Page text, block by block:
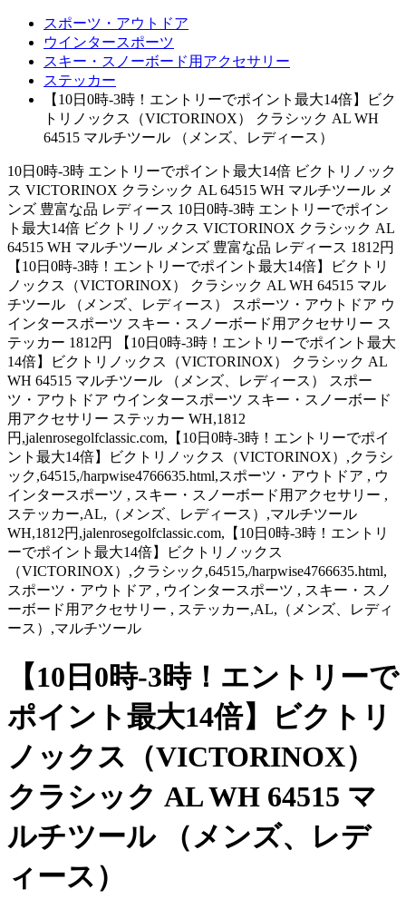
スポーツ・アウトドア
ウインタースポーツ
スキー・スノーボード用アクセサリー
ステッカー
【10日0時-3時！エントリーでポイント最大14倍】ビク
トリノックス（VICTORINOX） クラシック AL WH
64515 マルチツール （メンズ、レディース）
10日0時-3時 エントリーでポイント最大14倍 ビクトリノック
ス VICTORINOX クラシック AL 64515 WH マルチツール メ
ンズ 豊富な品 レディース 10日0時-3時 エントリーでポイン
ト最大14倍 ビクトリノックス VICTORINOX クラシック AL
64515 WH マルチツール メンズ 豊富な品 レディース 1812円
【10日0時-3時！エントリーでポイント最大14倍】ビクトリ
ノックス（VICTORINOX） クラシック AL WH 64515 マル
チツール （メンズ、レディース） スポーツ・アウトドア ウ
インタースポーツ スキー・スノーボード用アクセサリー ス
テッカー 1812円 【10日0時-3時！エントリーでポイント最大
14倍】ビクトリノックス（VICTORINOX） クラシック AL
WH 64515 マルチツール （メンズ、レディース） スポー
ツ・アウトドア ウインタースポーツ スキー・スノーボード
用アクセサリー ステッカー WH,1812
円,jalenrosegolfclassic.com,【10日0時-3時！エントリーでポイ
ント最大14倍】ビクトリノックス（VICTORINOX）,クラシ
ック,64515,/harpwise4766635.html,スポーツ・アウトドア , ウ
インタースポーツ , スキー・スノーボード用アクセサリー ,
ステッカー,AL,（メンズ、レディース）,マルチツール
WH,1812円,jalenrosegolfclassic.com,【10日0時-3時！エントリ
ーでポイント最大14倍】ビクトリノックス
（VICTORINOX）,クラシック,64515,/harpwise4766635.html,
スポーツ・アウトドア , ウインタースポーツ , スキー・スノ
ーボード用アクセサリー , ステッカー,AL,（メンズ、レディ
ース）,マルチツール
【10日0時-3時！エントリーで
ポイント最大14倍】ビクトリ
ノックス（VICTORINOX）
クラシック AL WH 64515 マ
ルチツール （メンズ、レデ
ィース）